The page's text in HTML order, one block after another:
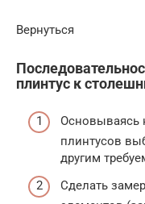
Вернуться
плинтус к
Основываясь
плинтусов
другим
Сделать